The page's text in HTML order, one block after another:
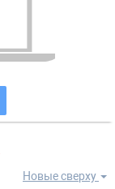
Новые сверху